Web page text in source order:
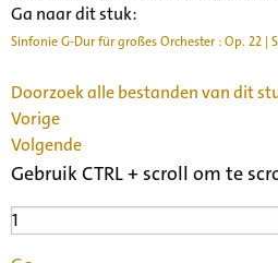
Ga naar dit stuk:
Sinfonie G-Dur für großes Orchester : Op. 22 |
Doorzoek alle bestanden van dit
Vorige
Volgende
Gebruik CTRL + scroll om te